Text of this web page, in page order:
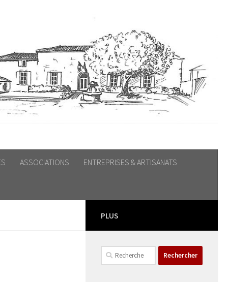
ASSOCIATIONS ENTREPRISES & ARTISANATS
PLUS
Rechercher :